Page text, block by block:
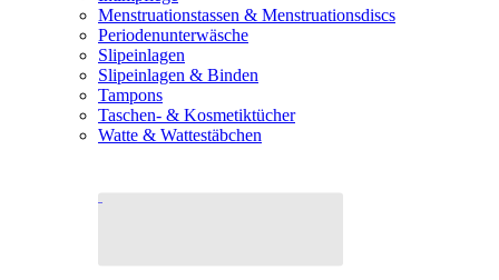
Menstruationstassen & Menstruationsdiscs
Periodenunterwäsche
Slipeinlagen
Slipeinlagen & Binden
Tampons
Taschen- & Kosmetiktücher
Watte & Wattestäbchen